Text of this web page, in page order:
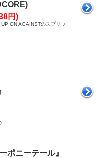
円)
ON AGAINSTのスプリッ
ポニーテール』